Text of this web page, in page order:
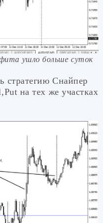
ушло больше суток
стратегию Снайпер
на тех же участках